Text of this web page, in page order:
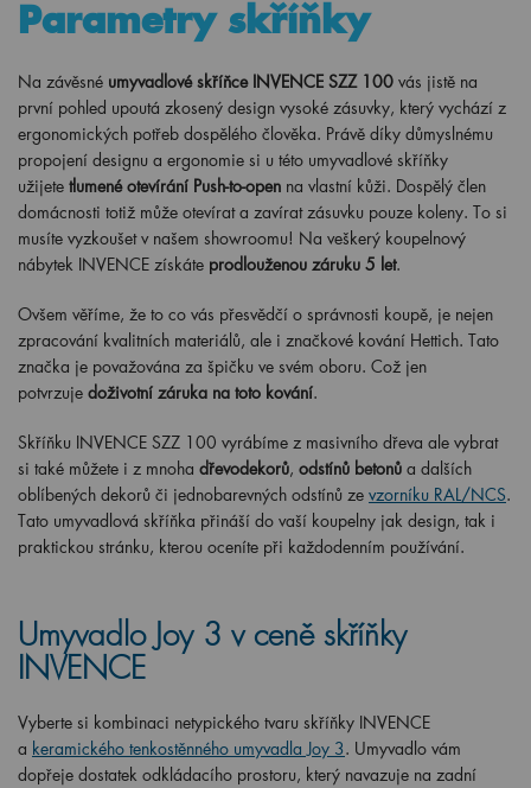
Parametry skříňky
Na závěsné umyvadlové skříňce INVENCE SZZ 100 vás jistě na
první pohled upoutá zkosený design vysoké zásuvky, který vychází z
ergonomických potřeb dospělého člověka. Právě díky důmyslnému
propojení designu a ergonomie si u této umyvadlové skříňky
užijete tlumené otevírání Push-to-open na vlastní kůži. Dospělý člen
domácnosti totiž může otevírat a zavírat zásuvku pouze koleny. To si
musíte vyzkoušet v našem showroomu! Na veškerý koupelnový
nábytek INVENCE získáte prodlouženou záruku 5 let.
Ovšem věříme, že to co vás přesvědčí o správnosti koupě, je nejen
zpracování kvalitních materiálů, ale i značkové kování Hettich. Tato
značka je považována za špičku ve svém oboru. Což jen
potvrzuje doživotní záruka na toto kování.
Skříňku INVENCE SZZ 100 vyrábíme z masivního dřeva ale vybrat
si také můžete i z mnoha dřevodekorů, odstínů betonů a dalších
oblíbených dekorů či jednobarevných odstínů ze vzorníku RAL/NCS.
Tato umyvadlová skříňka přináší do vaší koupelny jak design, tak i
praktickou stránku, kterou oceníte při každodenním používání.
Umyvadlo Joy 3 v ceně skříňky
INVENCE
Vyberte si kombinaci netypického tvaru skříňky INVENCE
a keramického tenkostěnného umyvadla Joy 3. Umyvadlo vám
dopřeje dostatek odkládacího prostoru, který navazuje na zadní